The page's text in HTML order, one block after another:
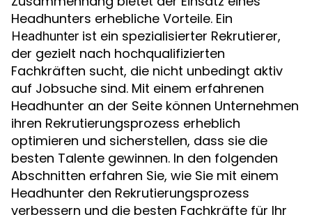
Headhunters erhebliche Vorteile. Ein
Headhunter ist ein spezialisierter Rekrutierer,
der gezielt nach hochqualifizierten
Fachkräften sucht, die nicht unbedingt aktiv
auf Jobsuche sind. Mit einem erfahrenen
Headhunter an der Seite können Unternehmen
ihren Rekrutierungsprozess erheblich
optimieren und sicherstellen, dass sie die
besten Talente gewinnen. In den folgenden
Abschnitten erfahren Sie, wie Sie mit einem
Headhunter den Rekrutierungsprozess
verbessern und die besten Fachkräfte für Ihr